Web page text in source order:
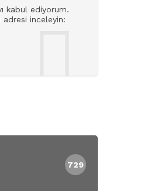
kabul ediyorum.
inceleyin:
729